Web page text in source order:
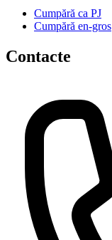
Cumpără ca PJ
Cumpără en-gros
Contacte